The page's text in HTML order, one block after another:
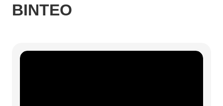
ΒΊΝΤΕΟ